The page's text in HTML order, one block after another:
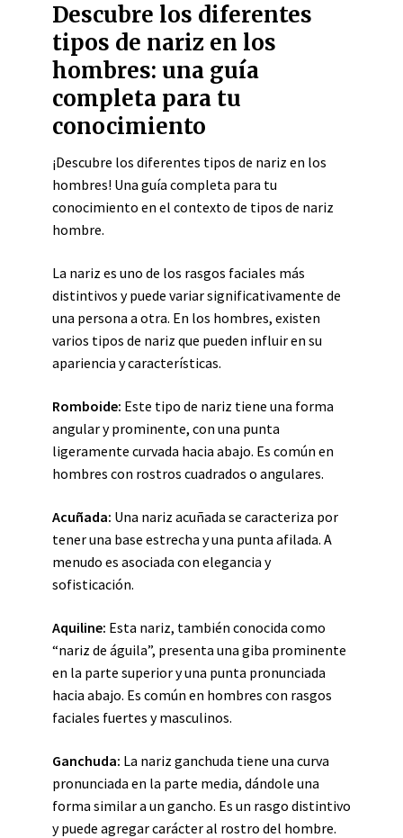
Descubre los diferentes
tipos de nariz en los
hombres: una guía
completa para tu
conocimiento
¡Descubre los diferentes tipos de nariz en los
hombres! Una guía completa para tu
conocimiento en el contexto de tipos de nariz
hombre.
La nariz es uno de los rasgos faciales más
distintivos y puede variar significativamente de
una persona a otra. En los hombres, existen
varios tipos de nariz que pueden influir en su
apariencia y características.
Romboide: Este tipo de nariz tiene una forma
angular y prominente, con una punta
ligeramente curvada hacia abajo. Es común en
hombres con rostros cuadrados o angulares.
Acuñada: Una nariz acuñada se caracteriza por
tener una base estrecha y una punta afilada. A
menudo es asociada con elegancia y
sofisticación.
Aquiline: Esta nariz, también conocida como
“nariz de águila”, presenta una giba prominente
en la parte superior y una punta pronunciada
hacia abajo. Es común en hombres con rasgos
faciales fuertes y masculinos.
Ganchuda: La nariz ganchuda tiene una curva
pronunciada en la parte media, dándole una
forma similar a un gancho. Es un rasgo distintivo
y puede agregar carácter al rostro del hombre.